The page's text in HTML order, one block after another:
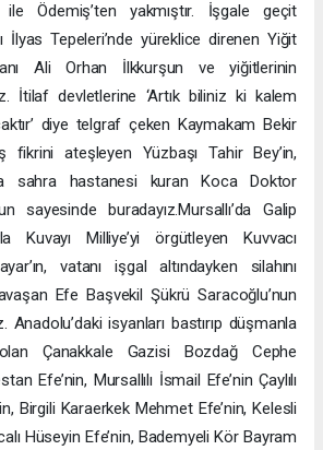
ile Ödemiş’ten yakmıştır. İşgale geçit
İlyas Tepeleri’nde yüreklice direnen Yiğit
Ali Orhan İlkkurşun ve yiğitlerinin
İtilaf devletlerine ‘Artık biliniz ki kalem
diye telgraf çeken Kaymakam Bekir
fikrini ateşleyen Yüzbaşı Tahir Bey’in,
sahra hastanesi kuran Koca Doktor
sayesinde buradayız.Mursallı’da Galip
Kuvayı Milliye’yi örgütleyen Kuvvacı
vatanı işgal altındayken silahını
Efe Başvekil Şükrü Saracoğlu’nun
Anadolu’daki isyanları bastırıp düşmanla
Çanakkale Gazisi Bozdağ Cephe
Efe’nin, Mursallılı İsmail Efe’nin Çaylılı
Birgili Karaerkek Mehmet Efe’nin, Kelesli
Hüseyin Efe’nin, Bademyeli Kör Bayram